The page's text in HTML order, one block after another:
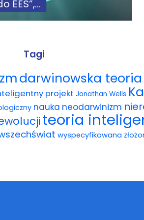
EES”,...
Tagi
darwinowska
projekt Jonathan Wells
nauka neodarwinizm
teoria
wyspecyfikowana